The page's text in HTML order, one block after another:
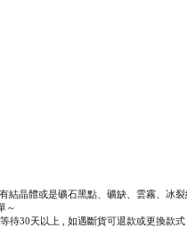
結晶體或是礦石黑點、礦缺、雲霧、冰
～
待30天以上 , 如遇斷貨可退款或更換款式